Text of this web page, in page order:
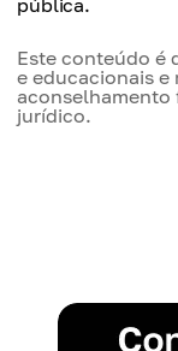
pública.
Este conteúdo é
e educacionais
aconselhamento
jurídico.